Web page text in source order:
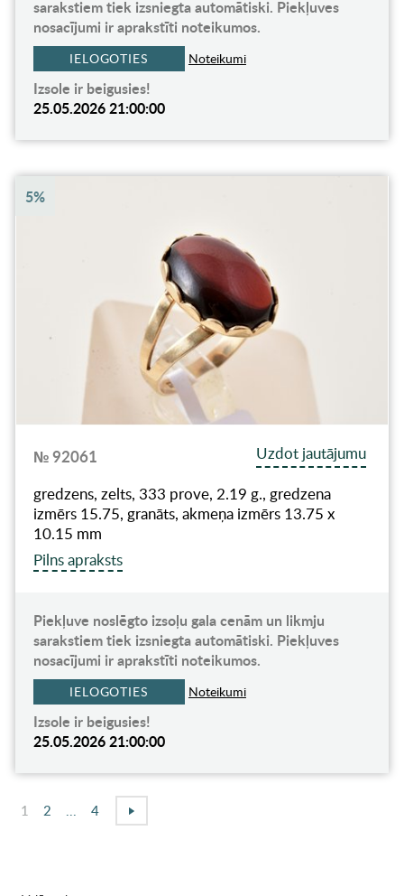
sarakstiem tiek izsniegta automātiski. Piekļuves
nosacījumi ir aprakstīti noteikumos.
IELOGOTIES Noteikumi
Izsole ir beigusies!
25.05.2026 21:00:00
5%
№ 92061
Uzdot jautājumu
gredzens, zelts, 333 prove, 2.19 g., gredzena
izmērs 15.75, granāts, akmeņa izmērs 13.75 x
10.15 mm
Pilns apraksts
Piekļuve noslēgto izsoļu gala cenām un likmju
sarakstiem tiek izsniegta automātiski. Piekļuves
nosacījumi ir aprakstīti noteikumos.
IELOGOTIES Noteikumi
Izsole ir beigusies!
25.05.2026 21:00:00
1 2 4